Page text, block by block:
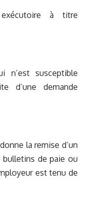
à titre
susceptible
d’une demande
la remise d’un
de paie ou
est tenu de